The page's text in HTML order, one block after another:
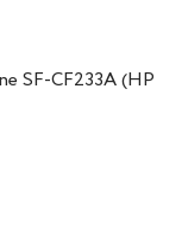
SF-CF233A (HP